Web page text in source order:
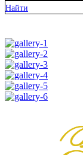
Найти